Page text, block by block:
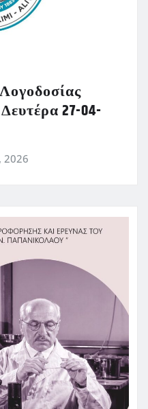
27-04-
2026